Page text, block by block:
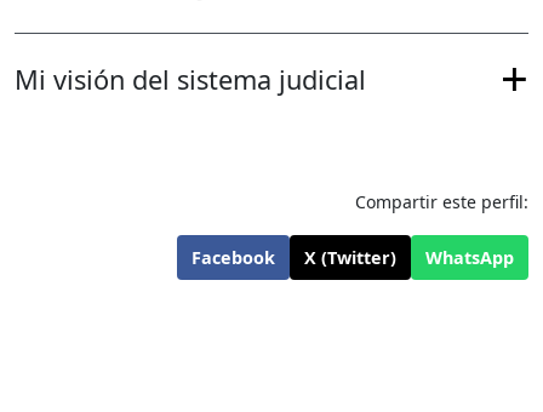
Mi visión del sistema judicial
Compartir este perfil:
Facebook X (Twitter) WhatsApp